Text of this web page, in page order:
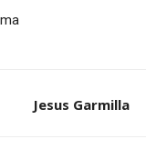
Jesus Garmilla